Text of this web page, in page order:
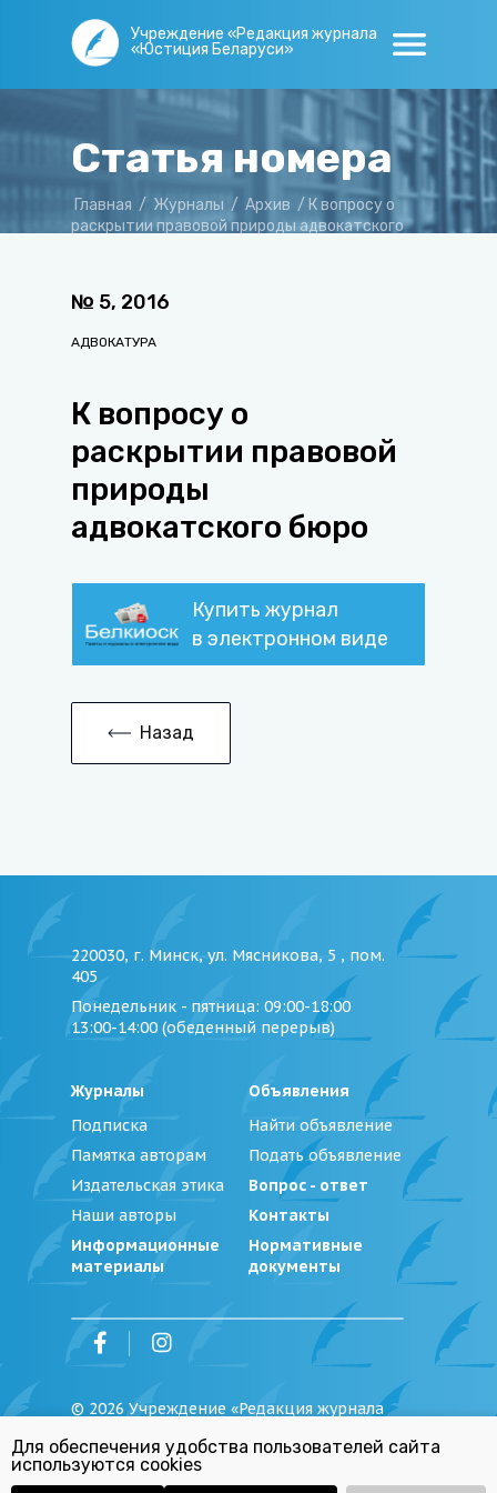
Учреждение «Редакция журнала
«Юстиция Беларуси»
Статья номера
Главная / Журналы / Архив / К вопросу о
раскрытии правовой природы адвокатского
№ 5, 2016
АДВОКАТУРА
К вопросу о
раскрытии правовой
природы
адвокатского бюро
Купить журнал
в электронном виде
Назад
220030, г. Минск, ул. Мясникова, 5 , пом.
405
Понедельник - пятница: 09:00-18:00
13:00-14:00 (обеденный перерыв)
Журналы
Подписка
Памятка авторам
Издательская этика
Наши авторы
Информационные
материалы
Объявления
Найти объявление
Подать объявление
Вопрос - ответ
Контакты
Нормативные
документы
© 2026 Учреждение «Редакция журнала
Политика обработки персональных
данных
Республиканский список экстремистских
Для обеспечения удобства пользователей сайта
используются cookies